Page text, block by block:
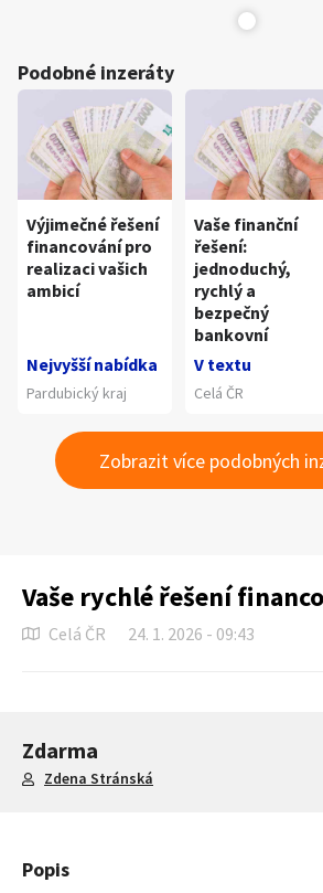
Podobné inzeráty
Výjimečné řešení
financování pro
realizaci vašich
ambicí
Nejvyšší nabídka
Pardubický kraj
Vaše finanční
řešení:
jednoduchý,
rychlý a
bezpečný
bankovní
V textu
Celá ČR
Zobrazit více podobných
Vaše rychlé řešení
Celá ČR 24. 1. 2026 - 09:43
Zdarma
Zdena Stránská
Popis